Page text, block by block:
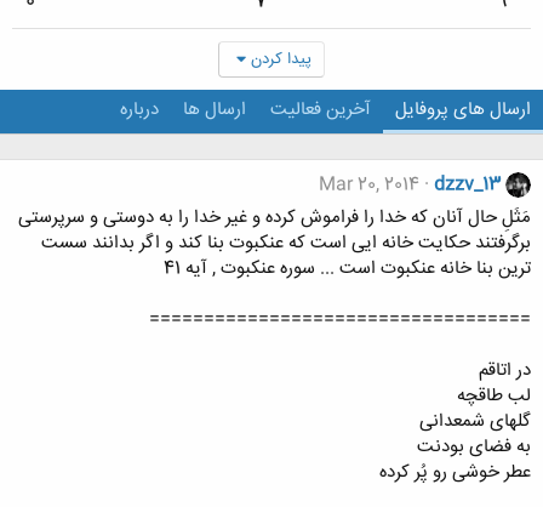
پیدا کردن
ارسال های پروفایل آخرین فعالیت ارسال ها درباره
dzzv_13
Mar 20, 2014
مَثَلِ حال آنان که خدا را فراموش کرده و غیر خدا را به دوستی و سرپرستی
برگرفتند حکایت خانه ایی است که عنکبوت بنا کند و اگر بدانند سست
ترین بنا خانه عنکبوت است ... سوره عنکبوت , آیه 41
===================================
در اتاقم
لب طاقچه
گلهای شمعدانی
به فضای بودنت
عطر خوشی رو پُر کرده